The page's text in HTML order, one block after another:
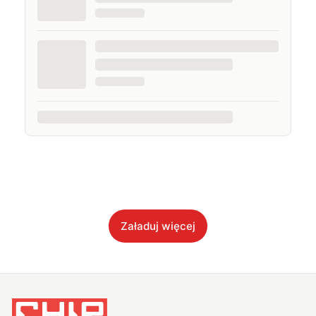
Załaduj więcej